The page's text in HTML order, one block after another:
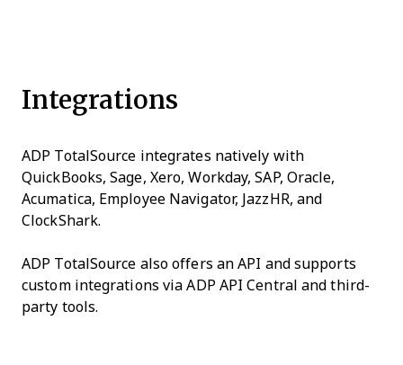
Integrations
ADP TotalSource integrates natively with
QuickBooks, Sage, Xero, Workday, SAP, Oracle,
Acumatica, Employee Navigator, JazzHR, and
ClockShark.
ADP TotalSource also offers an API and supports
custom integrations via ADP API Central and third-
party tools.